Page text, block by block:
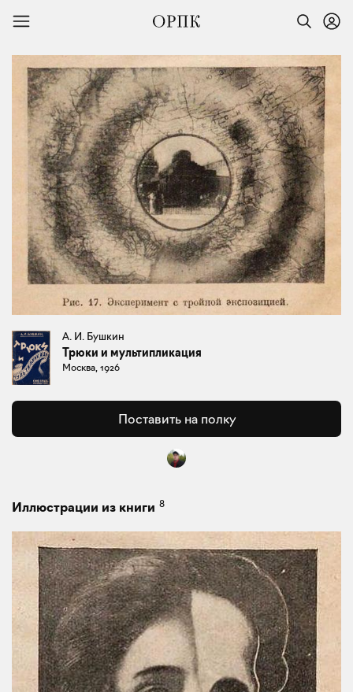
А. И. Бушкин
Трюки и мультипликация
Москва, 1926
Поставить на полку
Иллюстрации из книги 8